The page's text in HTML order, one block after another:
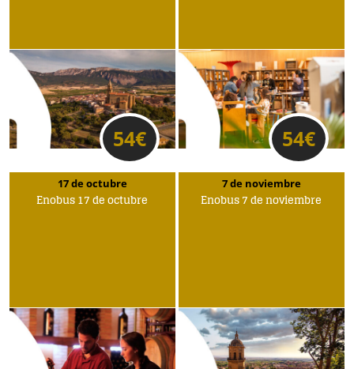
54€ 54€
17 de octubre
Enobus 17 de octubre
7 de noviembre
Enobus 7 de noviembre